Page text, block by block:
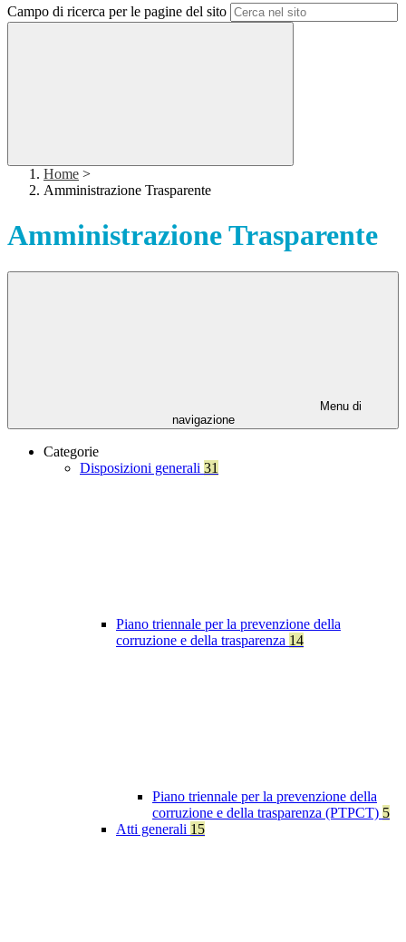
Campo di ricerca per le pagine del sito
Home >
Amministrazione Trasparente
Amministrazione Trasparente
Menu di
navigazione
Categorie
Disposizioni generali 31
Piano triennale per la prevenzione della
corruzione e della trasparenza 14
Piano triennale per la prevenzione della
corruzione e della trasparenza (PTPCT) 5
Atti generali 15